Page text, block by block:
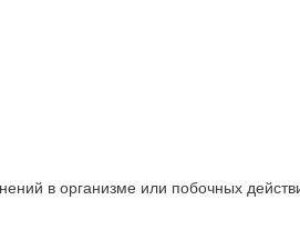
в организме или побочных